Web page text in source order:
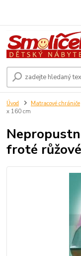
Úvod Matracové chrániče
x 160 cm
froté